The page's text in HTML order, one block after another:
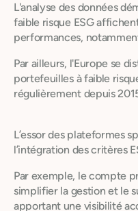
L'analyse des données
faible risque ESG
performances,
Par ailleurs, l'Europe se
portefeuilles à faible
régulièrement depuis
L’essor des plateformes
l’intégration des critères
Par exemple, le compte
simplifier la gestion et le
apportant une visibilité